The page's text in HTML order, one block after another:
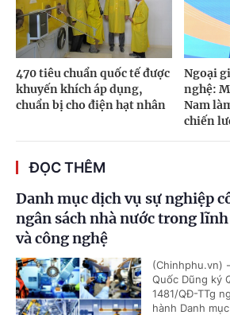
470 tiêu chuẩn quốc tế được
khuyến khích áp dụng,
chuẩn bị cho điện hạt nhân
Ngoại
nghệ:
Nam
chiến
ĐỌC THÊM
Danh mục dịch vụ sự nghiệp
ngân sách nhà nước trong
và công nghệ
(Chinhphu.vn)
Quốc Dũng ký
1481/QĐ-TTg
hành Danh